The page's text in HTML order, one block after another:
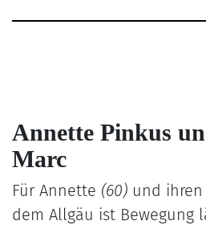
Annette Pinkus
Marc
Für Annette (60) und ihren
dem Allgäu ist Bewegung